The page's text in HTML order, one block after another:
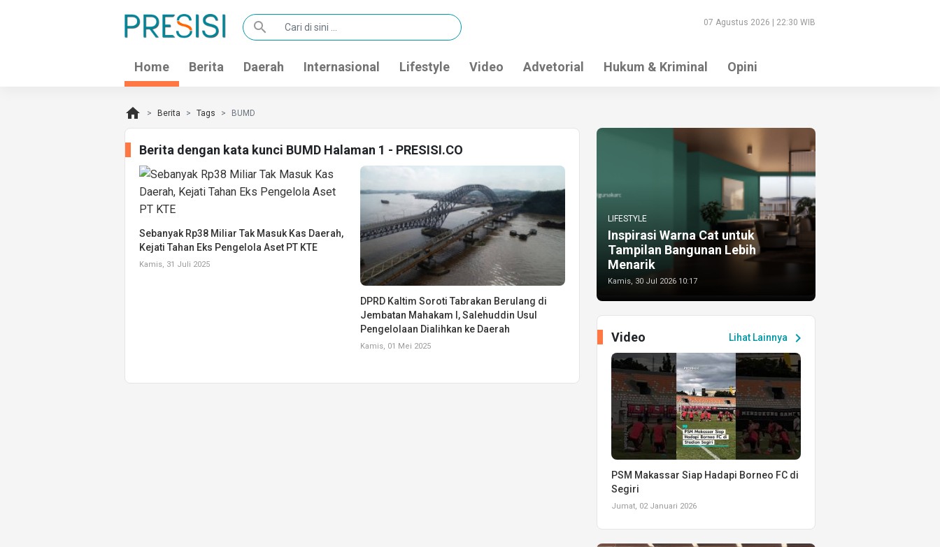
search 07 Agustus 2026 | 22:30 WIB
Home Berita Daerah Internasional Lifestyle Video Advetorial Hukum & Kriminal Opini
home Berita Tags BUMD
Berita dengan kata kunci BUMD Halaman 1 - PRESISI.CO
Sebanyak Rp38 Miliar Tak Masuk Kas Daerah,
Kejati Tahan Eks Pengelola Aset PT KTE
Kamis, 31 Juli 2025
DPRD Kaltim Soroti Tabrakan Berulang di
Jembatan Mahakam I, Salehuddin Usul
Pengelolaan Dialihkan ke Daerah
Kamis, 01 Mei 2025
LIFESTYLE
Inspirasi Warna Cat untuk
Tampilan Bangunan Lebih
Menarik
Kamis, 30 Jul 2026 10:17
Lihat Lainnya chevron_right
Video
PSM Makassar Siap Hadapi Borneo FC di
Segiri
Jumat, 02 Januari 2026